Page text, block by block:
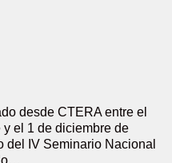
desde CTERA entre el
y el 1 de diciembre de
del IV Seminario Nacional